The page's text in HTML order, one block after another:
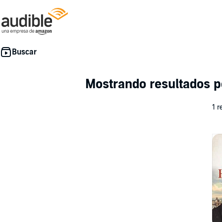
Mostrando resultados
1